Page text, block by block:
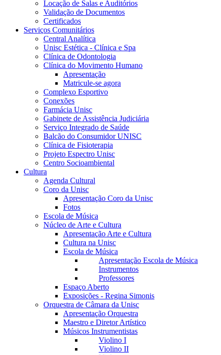
Locação de Salas e Auditórios
Validação de Documentos
Certificados
Serviços Comunitários
Central Analítica
Unisc Estética - Clínica e Spa
Clínica de Odontologia
Clínica do Movimento Humano
Apresentação
Matricule-se agora
Complexo Esportivo
Conexões
Farmácia Unisc
Gabinete de Assistência Judiciária
Serviço Integrado de Saúde
Balcão do Consumidor UNISC
Clínica de Fisioterapia
Projeto Espectro Unisc
Centro Socioambiental
Cultura
Agenda Cultural
Coro da Unisc
Apresentação Coro da Unisc
Fotos
Escola de Música
Núcleo de Arte e Cultura
Apresentação Arte e Cultura
Cultura na Unisc
Escola de Música
Apresentação Escola de Música
Instrumentos
Professores
Espaço Aberto
Exposições - Regina Simonis
Orquestra de Câmara da Unisc
Apresentação Orquestra
Maestro e Diretor Artístico
Músicos Instrumentistas
Violino I
Violino II